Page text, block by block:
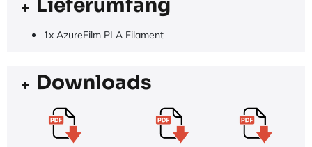
Lieferumfang
1x AzureFilm PLA Filament
Downloads